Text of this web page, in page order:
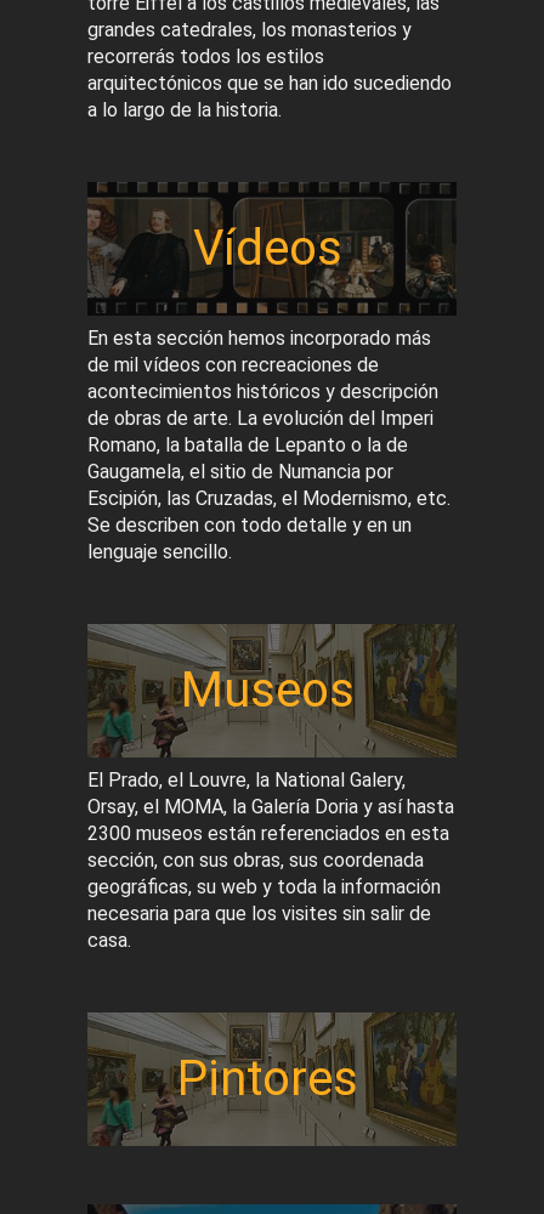
grandes catedrales, los monasterios y
recorrerás todos los estilos
arquitectónicos que se han ido sucediendo
a lo largo de la historia.
Vídeos
En esta sección hemos incorporado más
de mil vídeos con recreaciones de
acontecimientos históricos y descripción
de obras de arte. La evolución del Imperi
Romano, la batalla de Lepanto o la de
Gaugamela, el sitio de Numancia por
Escipión, las Cruzadas, el Modernismo, etc.
Se describen con todo detalle y en un
lenguaje sencillo.
Museos
El Prado, el Louvre, la National Galery,
Orsay, el MOMA, la Galería Doria y así hasta
2300 museos están referenciados en esta
sección, con sus obras, sus coordenada
geográficas, su web y toda la información
necesaria para que los visites sin salir de
casa.
Pintores